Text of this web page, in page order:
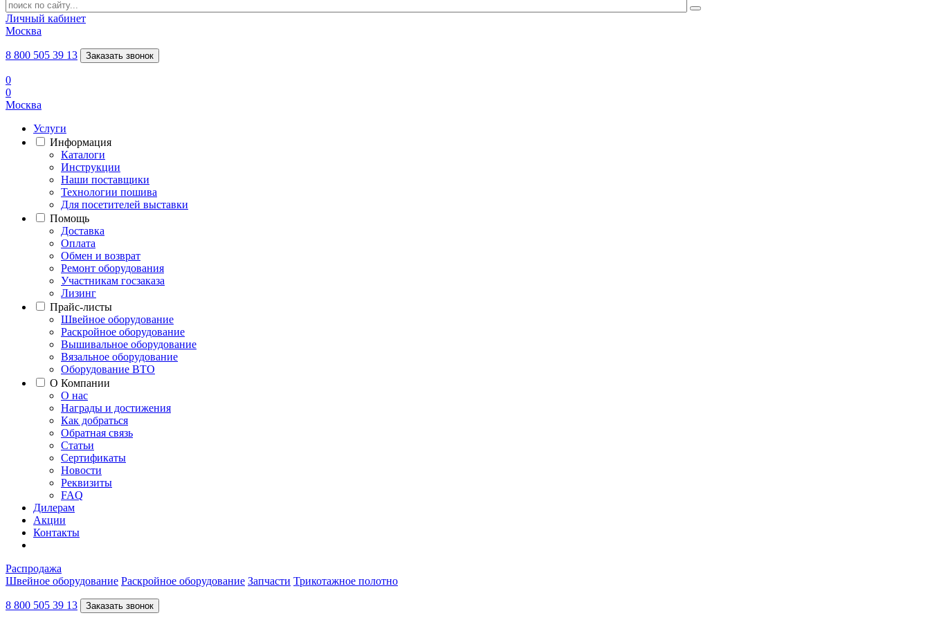
Личный кабинет
Москва
8 800 505 39 13 Заказать звонок
0
0
Москва
Услуги
Информация
Каталоги
Инструкции
Наши поставщики
Технологии пошива
Для посетителей выставки
Помощь
Доставка
Оплата
Обмен и возврат
Ремонт оборудования
Участникам госзаказа
Лизинг
Прайс-листы
Швейное оборудование
Раскройное оборудование
Вышивальное оборудование
Вязальное оборудование
Оборудование ВТО
О Компании
О нас
Награды и достижения
Как добраться
Обратная связь
Статьи
Сертификаты
Новости
Реквизиты
FAQ
Дилерам
Акции
Контакты
Распродажа
Швейное оборудование Раскройное оборудование Запчасти Трикотажное полотно
8 800 505 39 13 Заказать звонок